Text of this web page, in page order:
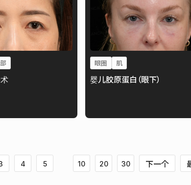
眼圈 肌
婴儿胶原蛋白（眼下）
4 5 10 20 30 下一个